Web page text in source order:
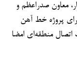
معاون صدراعظم و
پروژه خط آهن
اتصال منطقه‌ای امضا